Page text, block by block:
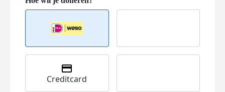
Creditcard